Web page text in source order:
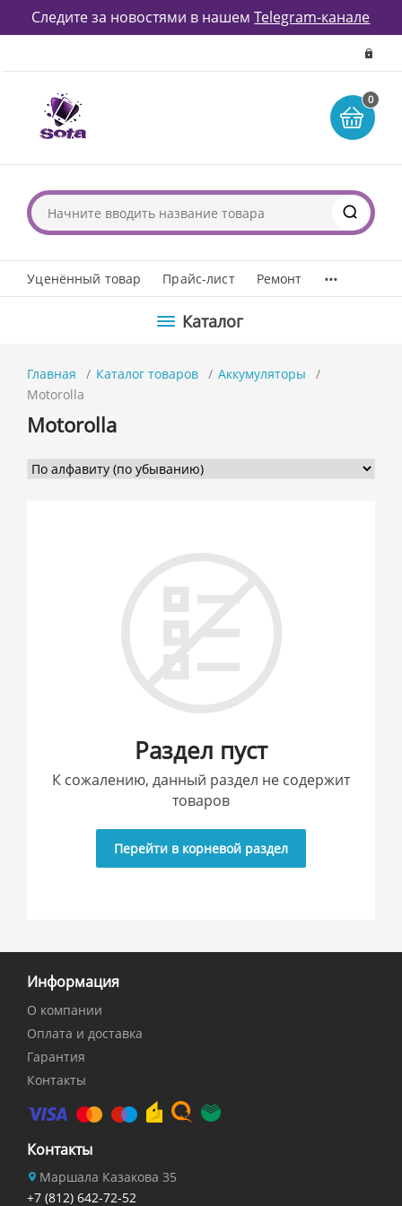
Следите за новостями в нашемTelegram-канале
0
Уценённый товар Прайс-лист Ремонт ...
Каталог
Главная Каталог товаров
Аккумуляторы
Motorolla
Motorolla
Раздел пуст
К сожалению, данный раздел не содержит
товаров
Перейти в корневой раздел
Информация
О компании
Оплата и доставка
Гарантия
Контакты
Контакты
Маршала Казакова 35
+7 (812) 642-72-52